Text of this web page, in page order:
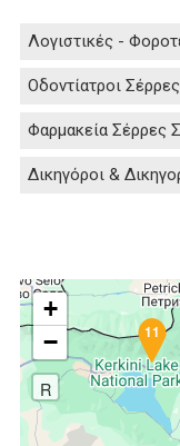
Λογιστικές -
Οδοντίατροι
Φαρμακεία Σέρρες
Δικηγόροι &
11
+
−
R